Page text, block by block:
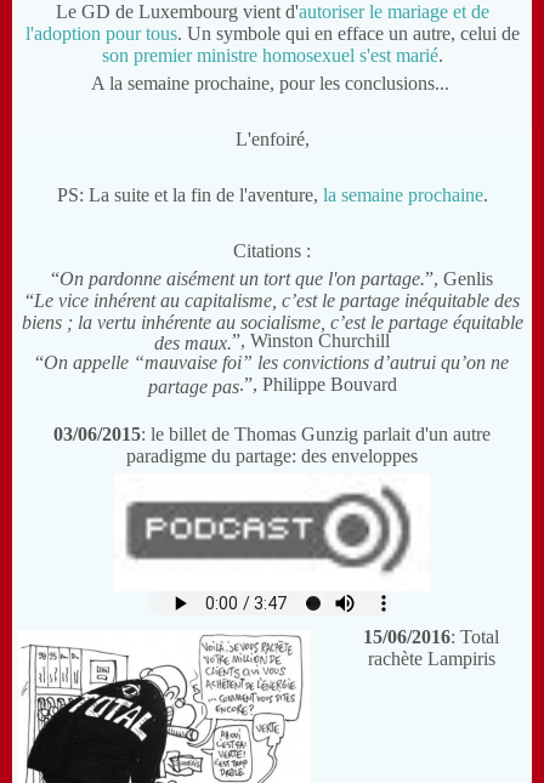
Le GD de Luxembourg vient d'autoriser le mariage et de
l'adoption pour tous. Un symbole qui en efface un autre, celui de
son premier ministre homosexuel s'est marié.
A la semaine prochaine, pour les conclusions...
L'enfoiré,
PS: La suite et la fin de l'aventure, la semaine prochaine.
Citations :
“On pardonne aisément un tort que l'on partage.”, Genlis
“Le vice inhérent au capitalisme, c’est le partage inéquitable des
biens ; la vertu inhérente au socialisme, c’est le partage équitable
des maux. ”, Winston Churchill
“On appelle “mauvaise foi” les convictions d’autrui qu’on ne
partage pas.”, Philippe Bouvard
03/06/2015: le billet de Thomas Gunzig parlait d'un autre
paradigme du partage: des enveloppes
15/06/2016: Total
rachète Lampiris